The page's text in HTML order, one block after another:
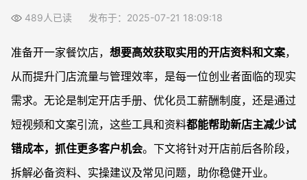
哪类文案内容最容易为门店拉新引流？
合伙协议一定要律师起草吗？
489人已读 发布于：2025-07-21 18:09:18
准备开一家餐饮店， 想要高效获取实用的开店资料和文案，
从而提升门店流量与管理效率，是每一位创业者面临的现实
需求。无论是制定开店手册、优化员工薪酬制度，还是通过
短视频和文案引流，这些工具和资料都能帮助新店主减少试
错成本，抓住更多客户机会。下文将针对开店前后各阶段，
拆解必备资料、实操建议及常见问题，助你稳健开业。